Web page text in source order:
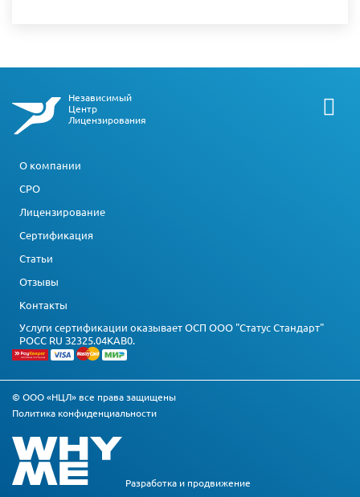
Независимый
Центр
Лицензирования
О компании
СРО
Лицензирование
Сертификация
Статьи
Отзывы
Контакты
Услуги сертификации оказывает ОСП ООО "Статус Стандарт"
РОСС RU З2325.04КАВ0.
© ООО «НЦЛ» все права защищены
Политика конфиденциальности
Разработка и продвижение